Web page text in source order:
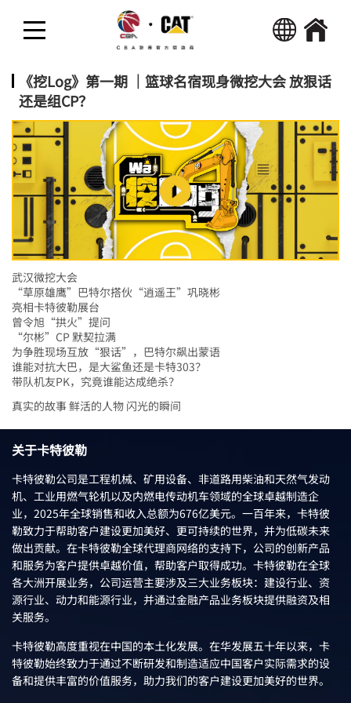
热点新闻
精彩视频
活动
回首页
《挖Log》第一期 ｜篮球名宿现身微挖大会 放狠话
还是组CP？
武汉微挖大会
“草原雄鹰”巴特尔搭伙“逍遥王”巩晓彬
亮相卡特彼勒展台
曾令旭“拱火”提问
“尔彬”CP 默契拉满
为争胜现场互放“狠话”，巴特尔飙出蒙语
谁能对抗大巴，是大鲨鱼还是卡特303？
带队机友PK，究竟谁能达成绝杀？
真实的故事 鲜活的人物 闪光的瞬间
关于卡特彼勒
卡特彼勒公司是工程机械、矿用设备、非道路用柴油和天然气发动
机、工业用燃气轮机以及内燃电传动机车领域的全球卓越制造企
业，2025年全球销售和收入总额为676亿美元。一百年来，卡特彼
勒致力于帮助客户建设更加美好、更可持续的世界，并为低碳未来
做出贡献。在卡特彼勒全球代理商网络的支持下，公司的创新产品
和服务为客户提供卓越价值，帮助客户取得成功。卡特彼勒在全球
各大洲开展业务，公司运营主要涉及三大业务板块：建设行业、资
源行业、动力和能源行业，并通过金融产品业务板块提供融资及相
关服务。
卡特彼勒高度重视在中国的本土化发展。在华发展五十年以来，卡
特彼勒始终致力于通过不断研发和制造适应中国客户实际需求的设
备和提供丰富的价值服务，助力我们的客户建设更加美好的世界。